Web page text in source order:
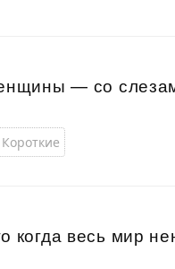
— со
Короткие
когда весь мир